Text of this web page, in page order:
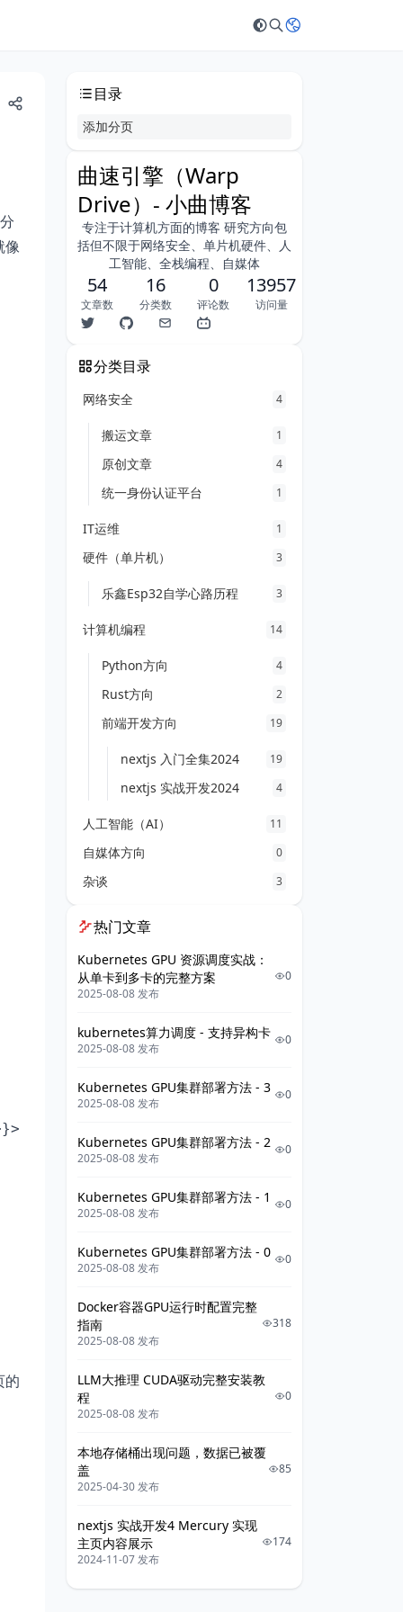
像
的
目录
添加分页
曲速引擎（Warp
Drive）- 小曲博客
专注于计算机方面的博客 研究方向包
括但不限于网络安全、单片机硬件、人
工智能、全栈编程、自媒体
54
文章数
16
分类数
0
评论数
13957
访问量
分类目录
网络安全 4
搬运文章 1
原创文章 4
统一身份认证平台 1
IT运维 1
硬件（单片机） 3
乐鑫Esp32自学心路历程 3
计算机编程 14
Python方向 4
Rust方向 2
前端开发方向 19
nextjs 入门全集2024 19
nextjs 实战开发2024 4
人工智能（AI） 11
自媒体方向 0
杂谈 3
热门文章
Kubernetes GPU 资源调度实战：
从单卡到多卡的完整方案
2025-08-08 发布
0
kubernetes算力调度 - 支持异构卡
2025-08-08 发布
0
Kubernetes GPU集群部署方法 - 3
2025-08-08 发布
0
Kubernetes GPU集群部署方法 - 2
2025-08-08 发布
0
Kubernetes GPU集群部署方法 - 1
2025-08-08 发布
0
Kubernetes GPU集群部署方法 - 0
2025-08-08 发布
0
Docker容器GPU运行时配置完整
指南
2025-08-08 发布
318
LLM大推理 CUDA驱动完整安装教
程
2025-08-08 发布
0
本地存储桶出现问题，数据已被覆
盖
2025-04-30 发布
85
nextjs 实战开发4 Mercury 实现
主页内容展示
2024-11-07 发布
174